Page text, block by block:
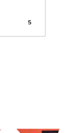
5